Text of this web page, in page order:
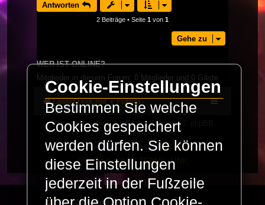
Antworten
2 Beiträge • Seite 1 von 1
Gehe zu
WER IST ONLINE?
Mitglieder in diesem Forum: 0 Mitglieder und 0 Gäste
LaserFreak.net Forum
Powered byphpBB® Forum Software © phpBB
Limited
Deutsche Übersetzung durchphpBB.de
PRIVACY_LINK| TERMS_LINK
© Copyright 2025 -
Cookie-Einstellungen
Bestimmen Sie welche
Cookies gespeichert
werden dürfen. Sie können
diese Einstellungen
jederzeit in der Fußzeile